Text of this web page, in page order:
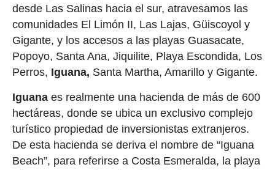
desde Las Salinas hacia el sur, atravesamos las
comunidades El Limón II, Las Lajas, Güiscoyol y
Gigante, y los accesos a las playas Guasacate,
Popoyo, Santa Ana, Jiquilite, Playa Escondida, Los
Perros, Iguana, Santa Martha, Amarillo y Gigante.
Iguana es realmente una hacienda de más de 600
hectáreas, donde se ubica un exclusivo complejo
turístico propiedad de inversionistas extranjeros.
De esta hacienda se deriva el nombre de “Iguana
Beach”, para referirse a Costa Esmeralda, la playa